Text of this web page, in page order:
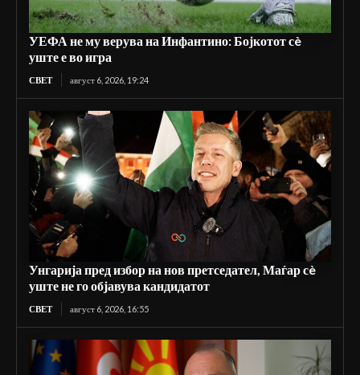
УЕФА не му верува на Инфантино: Бојкотот сè
уште е во игра
СВЕТ август 6, 2026, 19:24
Унгарија пред избор на нов претседател, Маѓар сè
уште не го објавува кандидатот
СВЕТ август 6, 2026, 16:55